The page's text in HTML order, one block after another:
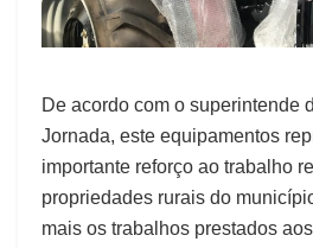
De acordo com o superintende
Jornada, este equipamentos
importante reforço ao trabalho
propriedades rurais do
mais os trabalhos prestados